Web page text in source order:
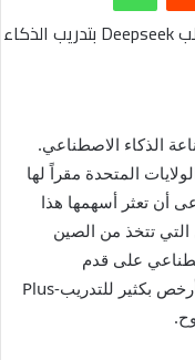
الذكاء الاصطناعي.
المتحدة مقراً لها
أن تعثر أسهمها هذا
تتخذ من الصين
على قدم
المساواة مع أحدث طراز Openai ، ولكنه أرخص بكثير للتدريب-Plus